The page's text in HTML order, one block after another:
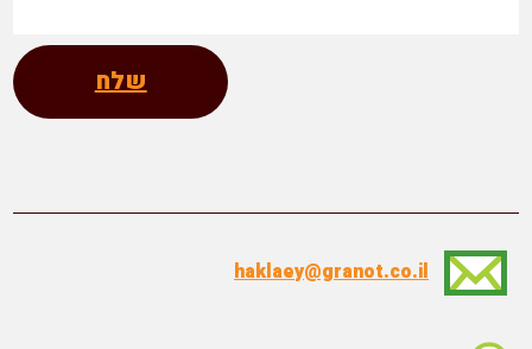
שלח
haklaey@granot.co.il